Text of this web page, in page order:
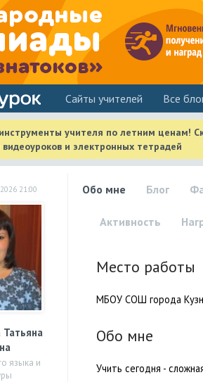
Cайты учителей Все
учителя по летним ценам!
и электронных тетрадей
21:00
языка и
Обо мне Блог
Активность
Место работы
МБОУ СОШ города
Обо мне
Учить сегодня -